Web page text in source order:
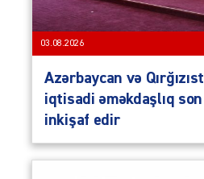
03.08.2026
Azərbaycan və
iqtisadi əməkdaşlıq
inkişaf edir